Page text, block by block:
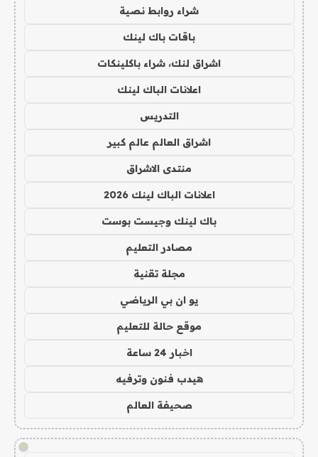
شراء روابط نصية
باقات باك لينك
اشراق لنك، شراء باكلينكات
اعلانات الباك لينك
التدريس
اشراق العالم عالم كبير
منتدى الاشراق
اعلانات الباك لينك 2026
باك لينك وجيست بوست
مصادر التعليم
مجلة تقنية
يو ان بي الرياضي
موقع حالة للتعليم
اخبار 24 ساعة
هيدب فنون وترفيه
صحيفة العالم
!